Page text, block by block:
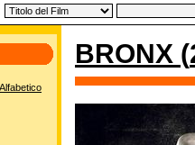
BRONX (
Alfabetico